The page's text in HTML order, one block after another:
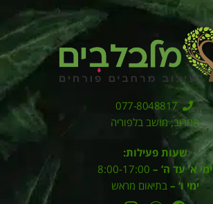
077-8048817
החרוב, מושב בלפוריה
שעות פעילות:
ימי א’ עד ה’ –
ימי ו’ – בתיאום מראש